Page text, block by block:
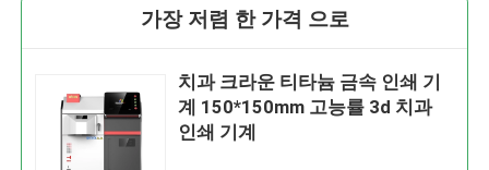
가장 저렴 한 가격 으로
치과 크라운 티타늄 금속 인쇄 기
계 150*150mm 고능률 3d 치과
인쇄 기계